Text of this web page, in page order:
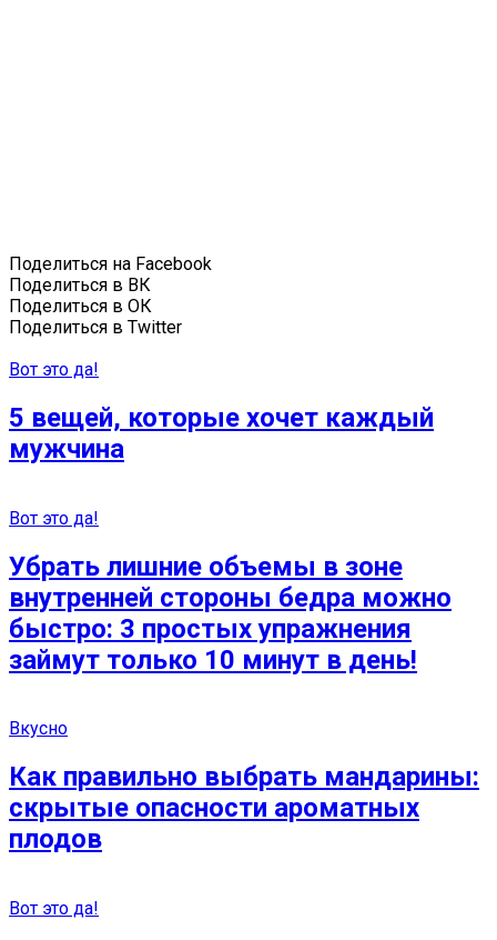
Поделиться на Facebook
Поделиться в ВК
Поделиться в ОК
Поделиться в Twitter
Вот это да!
5 вещей, которые хочет каждый
мужчина
Вот это да!
Убрать лишние объемы в зоне
внутренней стороны бедра можно
быстро: 3 простых упражнения
займут только 10 минут в день!
Вкусно
Как правильно выбрать мандарины:
скрытые опасности ароматных
плодов
Вот это да!